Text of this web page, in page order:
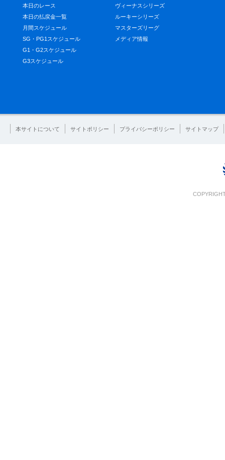
本日のレース
本日の払戻金一覧
月間スケジュール
SG・PG1スケジュール
G1・G2スケジュール
G3スケジュール
ヴィーナスシリーズ
ルーキーシリーズ
マスターズリーグ
メディア情報
本サイトについて サイトポリシー プライバシーポリシー サイトマップ